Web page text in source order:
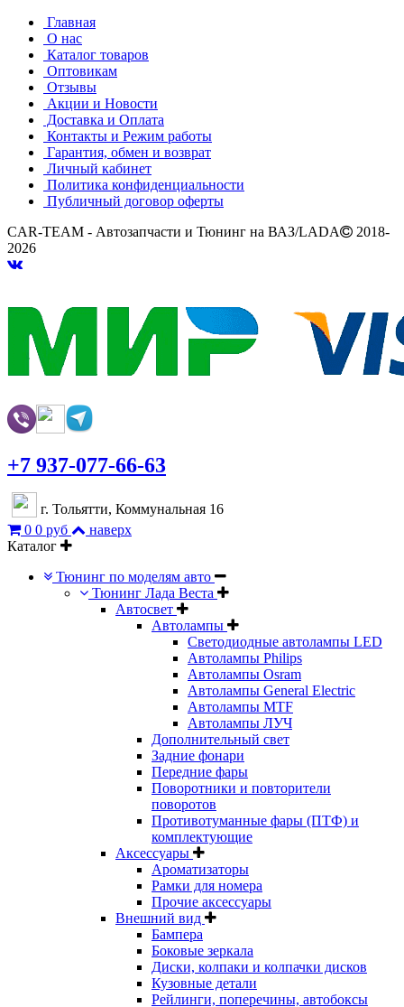
Главная
О нас
Каталог товаров
Оптовикам
Отзывы
Акции и Новости
Доставка и Оплата
Контакты и Режим работы
Гарантия, обмен и возврат
Личный кабинет
Политика конфиденциальности
Публичный договор оферты
CAR-TEAM - Автозапчасти и Тюнинг на ВАЗ/LADA
2018-
2026
+7 937-077-66-63
г. Тольятти, Коммунальная 16
0 0 руб
наверх
Каталог
Тюнинг по моделям авто
Тюнинг Лада Веста
Автосвет
Автолампы
Светодиодные автолампы LED
Автолампы Philips
Автолампы Osram
Автолампы General Electric
Автолампы MTF
Автолампы ЛУЧ
Дополнительный свет
Задние фонари
Передние фары
Поворотники и повторители
поворотов
Противотуманные фары (ПТФ) и
комплектующие
Аксессуары
Ароматизаторы
Рамки для номера
Прочие аксессуары
Внешний вид
Бампера
Боковые зеркала
Диски, колпаки и колпачки дисков
Кузовные детали
Рейлинги, поперечины, автобоксы